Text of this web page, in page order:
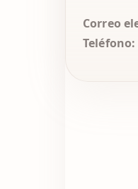
Correo
Teléfono: